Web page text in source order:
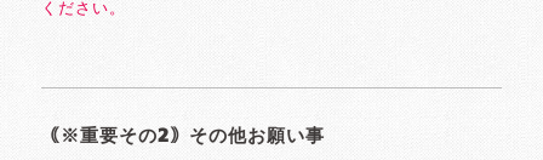
ください。
｟※重要その2｠その他お願い事